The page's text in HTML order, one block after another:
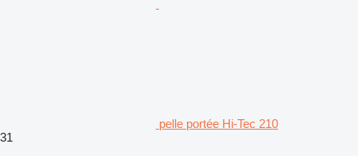
pelle portée Hi-Tec 210
31